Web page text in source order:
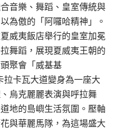
音樂、舞蹈、皇室傳統與
為傲的「阿囉哈精神」。
威夷飯店舉行的皇室加冕
舞蹈，展現夏威夷王朝的
聚會「威基基
拉卡瓦大道變身為一座大
烏克麗麗表演與呼拉舞
地的島嶼生活氛圍。壓軸
與華麗馬隊，為這場盛大